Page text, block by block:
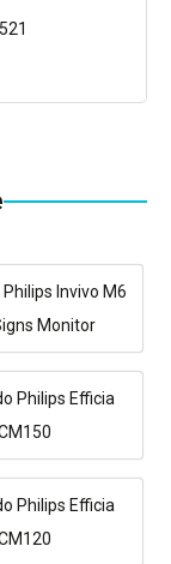
Invivo M6
Monitor
Philips Efficia
Philips Efficia